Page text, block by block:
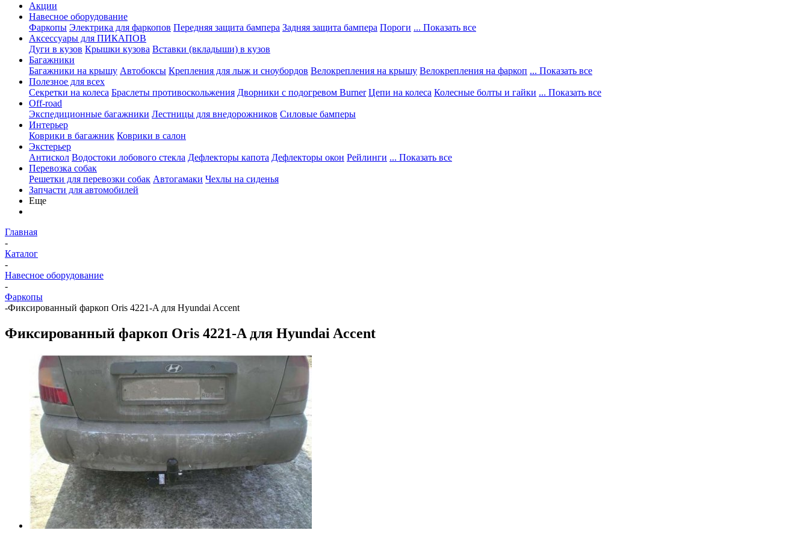
Акции
Навесное оборудование
Фаркопы Электрика для фаркопов Передняя защита бампера Задняя защита бампера Пороги ... Показать все
Аксессуары для ПИКАПОВ
Дуги в кузов Крышки кузова Вставки (вкладыши) в кузов
Багажники
Багажники на крышу Автобоксы Крепления для лыж и сноубордов Велокрепления на крышу Велокрепления на фаркоп ... Показать все
Полезное для всех
Секретки на колеса Браслеты противоскольжения Дворники с подогревом Burner Цепи на колеса Колесные болты и гайки ... Показать все
Off-road
Экспедиционные багажники Лестницы для внедорожников Силовые бамперы
Интерьер
Коврики в багажник Коврики в салон
Экстерьер
Антискол Водостоки лобового стекла Дефлекторы капота Дефлекторы окон Рейлинги ... Показать все
Перевозка собак
Решетки для перевозки собак Автогамаки Чехлы на сиденья
Запчасти для автомобилей
Еще
Главная
-
Каталог
-
Навесное оборудование
-
Фаркопы
-Фиксированный фаркоп Oris 4221-A для Hyundai Accent
Фиксированный фаркоп Oris 4221-A для Hyundai Accent